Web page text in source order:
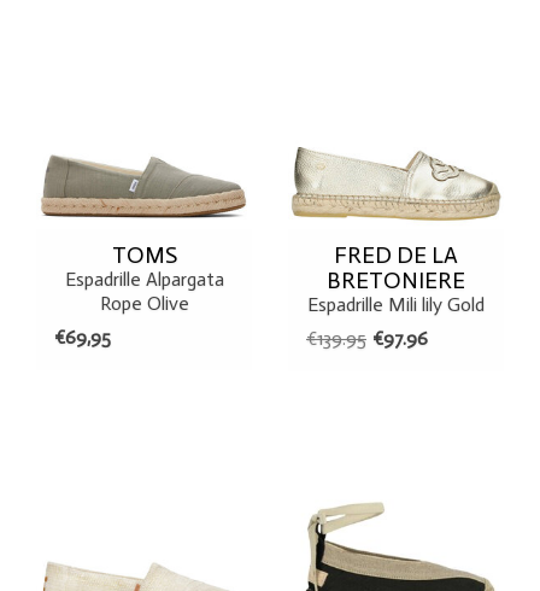
TOMS
Espadrille Alpargata
Rope Olive
€69,95
FRED DE LA
BRETONIERE
Espadrille Mili lily Gold
€139.95 €97.96